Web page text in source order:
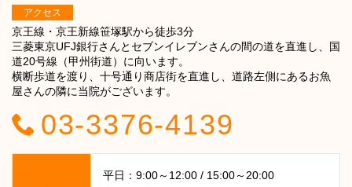
アクセス
京王線・京王新線笹塚駅から徒歩3分
三菱東京UFJ銀行さんとセブンイレブンさんの間の道を直進し、国
道20号線（甲州街道）に向います。
横断歩道を渡り、十号通り商店街を直進し、道路左側にあるお魚
屋さんの隣に当院がございます。
03-3376-4139
平日：9:00～12:00 / 15:00～20:00